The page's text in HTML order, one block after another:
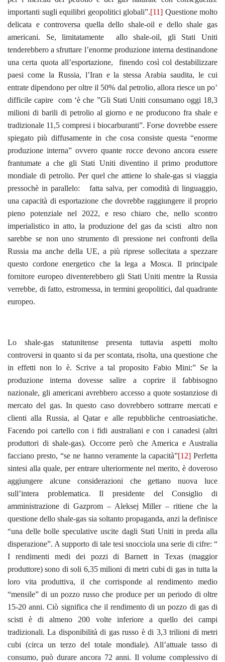
importanti sugli equilibri geopolitici globali”.[11] Questione molto
delicata e controversa quella dello shale-oil e dello shale gas
americani. Se, limitatamente allo shale-oil, gli Stati Uniti
tenderebbero a sfruttare l’enorme produzione interna destinandone
una certa quota all’esportazione, finendo così col destabilizzare
paesi come la Russia, l’Iran e la stessa Arabia saudita, le cui
entrate dipendono per oltre il 50% dal petrolio, allora riesce un po’
difficile capire com ‘è che ”Gli Stati Uniti consumano oggi 18,3
milioni di barili di petrolio al giorno e ne producono fra shale e
tradizionale 11,5 compresi i biocarburanti”. Forse dovrebbe essere
spiegato più diffusamente in che cosa consiste questa “enorme
produzione interna” ovvero quante rocce devono ancora essere
frantumate a che gli Stati Uniti diventino il primo produttore
mondiale di petrolio. Per quel che attiene lo shale-gas si viaggia
pressochè in parallelo: fatta salva, per comodità di linguaggio,
una capacità di esportazione che dovrebbe raggiungere il proprio
pieno potenziale nel 2022, e reso chiaro che, nello scontro
imperialistico in atto, la produzione del gas da scisti altro non
sarebbe se non uno strumento di pressione nei confronti della
Russia ma anche della UE, a più riprese sollecitata a spezzare
questo cordone energetico che la lega a Mosca. Il principale
fornitore europeo diventerebbero gli Stati Uniti mentre la Russia
verrebbe, di fatto, estromessa, in termini geopolitici, dal quadrante
europeo.
Lo shale-gas statunitense presenta tuttavia aspetti molto
controversi in quanto si da per scontata, risolta, una questione che
in effetti non lo è. Scrive a tal proposito Fabio Mini:” Se la
produzione interna dovesse salire a coprire il fabbisogno
nazionale, gli americani avrebbero accesso a quote sostanziose di
mercato del gas. In questo caso dovrebbero sottrarre mercati e
clienti alla Russia, al Qatar e alle repubbliche centroasiatiche.
Facendo poi cartello con i fidi australiani e con i canadesi (altri
produttori di shale-gas). Occorre però che America e Australia
facciano presto, “se ne hanno veramente la capacità”[12]Perfetta
sintesi alla quale, per entrare ulteriormente nel merito, è doveroso
aggiungere alcune considerazioni che gettano nuova luce
sull’intera problematica. Il presidente del Consiglio di
amministrazione di Gazprom – Aleksej Miller – ritiene che la
questione dello shale-gas sia soltanto propaganda, anzi la definisce
“una delle bolle speculative uscite dagli Stati Uniti in preda alla
disperazione”. A supporto di tale tesi snocciola una serie di cifre: “
I rendimenti medi dei pozzi di Barnett in Texas (maggior
produttore) sono di soli 6,35 milioni di metri cubi di gas in tutta la
loro vita produttiva, il che corrisponde al rendimento medio
“mensile” di un pozzo russo che produce per un periodo di oltre
15-20 anni. Ciò significa che il rendimento di un pozzo di gas di
scisti è di almeno 200 volte inferiore a quello dei campi
tradizionali. La disponibilità di gas russo è di 3,3 trilioni di metri
cubi (circa un terzo del totale mondiale). All’attuale tasso di
consumo, può durare ancora 72 anni. Il volume complessivo di